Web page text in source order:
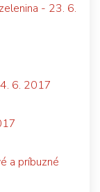
- 23. 6.
6. 2017
a príbuzné